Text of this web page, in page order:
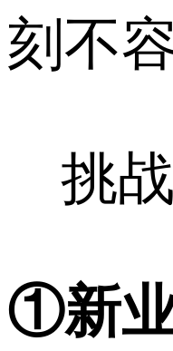
刻不
挑
①新